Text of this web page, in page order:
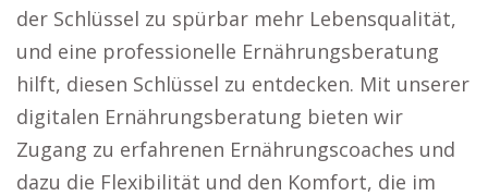
der Schlüssel zu spürbar mehr Lebensqualität,
und eine professionelle Ernährungsberatung
hilft, diesen Schlüssel zu entdecken. Mit unserer
digitalen Ernährungsberatung bieten wir
Zugang zu erfahrenen Ernährungscoaches und
dazu die Flexibilität und den Komfort, die im